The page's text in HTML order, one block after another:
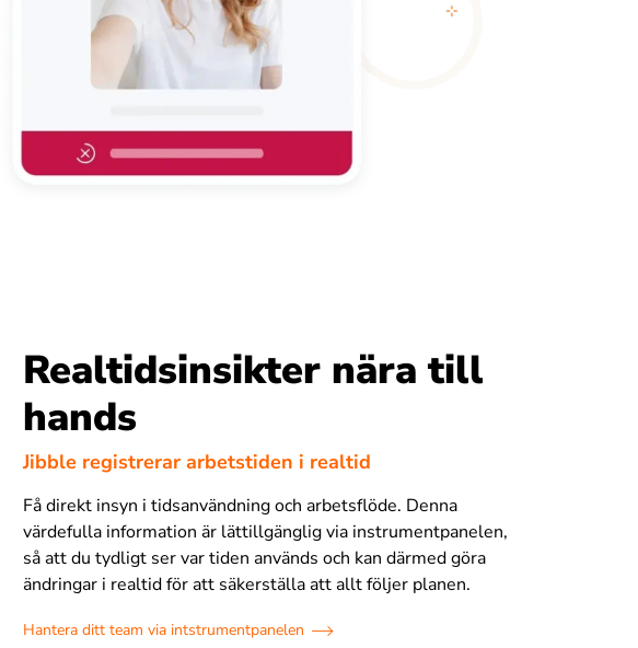
Realtidsinsikter nära till
hands
Jibble registrerar arbetstiden i realtid
Få direkt insyn i tidsanvändning och arbetsflöde. Denna
värdefulla information är lättillgänglig via instrumentpanelen,
så att du tydligt ser var tiden används och kan därmed göra
ändringar i realtid för att säkerställa att allt följer planen.
Hantera ditt team via intstrumentpanelen